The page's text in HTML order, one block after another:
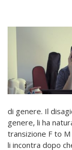
di genere. Il
genere, li ha
transizione F to M
li incontra dopo